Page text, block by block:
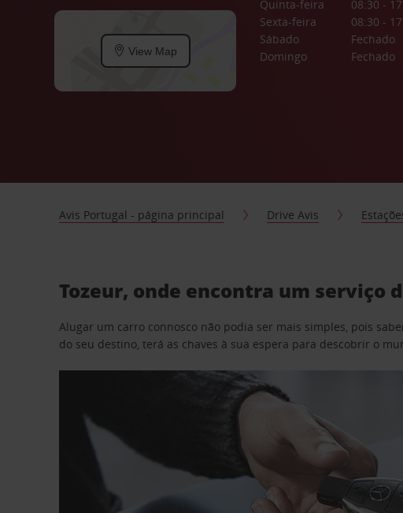
View Map
Quinta-feira
08:30 -
Sexta-feira
08:30 -
Sábado
Fechado
Domingo
Fechado
Avis Portugal - página principal Drive Avis
Tozeur, onde encontra um serviço
Alugar um carro connosco não podia ser mais simples, pois
do seu destino, terá as chaves à sua espera para descobrir o